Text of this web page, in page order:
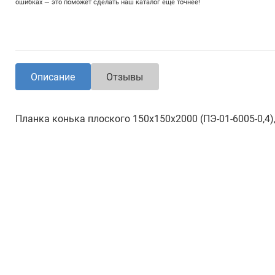
ошибках — это поможет сделать наш каталог еще точнее!
Описание Отзывы
Планка конька плоского 150х150х2000 (ПЭ-01-6005-